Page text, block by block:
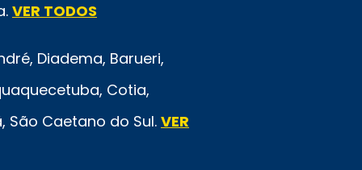
VER TODOS
Diadema, Barueri,
Cotia,
São Caetano do Sul. VER